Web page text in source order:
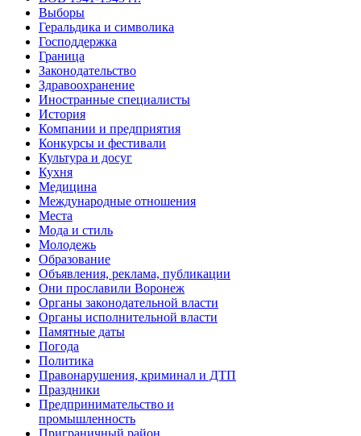
Выборы
Геральдика и символика
Господдержка
Граница
Законодательство
Здравоохранение
Иностранные специалисты
История
Компании и предприятия
Конкурсы и фестивали
Культура и досуг
Кухня
Медицина
Международные отношения
Места
Мода и стиль
Молодежь
Образование
Объявления, реклама, публикации
Они прославили Воронеж
Органы законодательной власти
Органы исполнительной власти
Памятные даты
Погода
Политика
Правонарушения, криминал и ДТП
Праздники
Предпринимательство и
промышленность